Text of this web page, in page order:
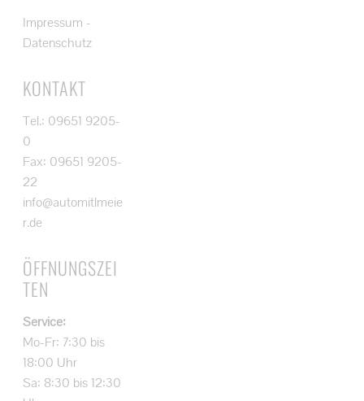
Impressum -
Datenschutz
KONTAKT
Tel.: 09651 9205-
0
Fax: 09651 9205-
22
info@automitlmeie
r.de
ÖFFNUNGSZEI
TEN
Service:
Mo-Fr: 7:30 bis
18:00 Uhr
Sa: 8:30 bis 12:30